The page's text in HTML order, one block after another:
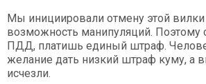
Мы инициировали отмену этой
возможность манипуляций. Поэтому
ПДД, платишь единый штраф.
желание дать низкий штраф куму, а
исчезли.